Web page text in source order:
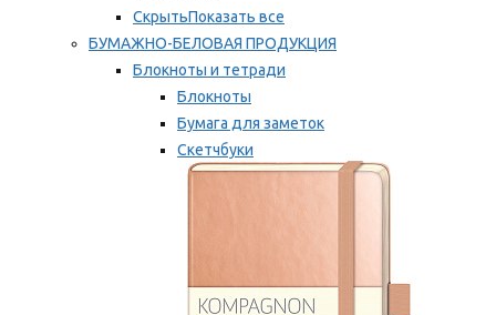
СкрытьПоказать все
БУМАЖНО-БЕЛОВАЯ ПРОДУКЦИЯ
Блокноты и тетради
Блокноты
Бумага для заметок
Скетчбуки
Тетради